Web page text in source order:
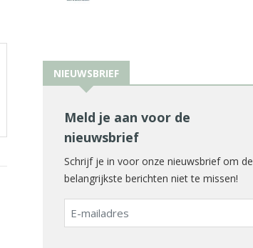
NIEUWSBRIEF
Meld je aan voor de
nieuwsbrief
Schrijf je in voor onze nieuwsbrief om de
belangrijkste berichten niet te missen!
E-
mailadres